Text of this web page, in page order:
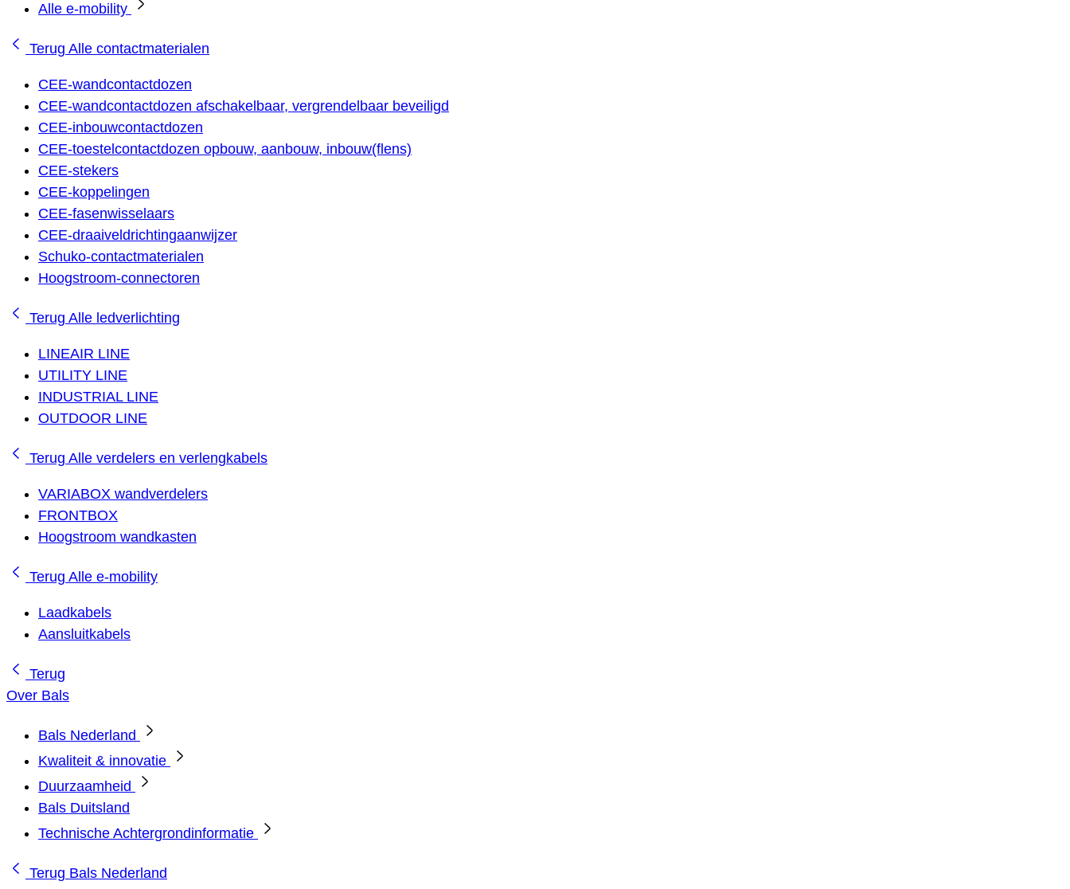
Alle e-mobility
Terug Alle contactmaterialen
CEE-wandcontactdozen
CEE-wandcontactdozen afschakelbaar, vergrendelbaar beveiligd
CEE-inbouwcontactdozen
CEE-toestelcontactdozen opbouw, aanbouw, inbouw(flens)
CEE-stekers
CEE-koppelingen
CEE-fasenwisselaars
CEE-draaiveldrichtingaanwijzer
Schuko-contactmaterialen
Hoogstroom-connectoren
Terug Alle ledverlichting
LINEAIR LINE
UTILITY LINE
INDUSTRIAL LINE
OUTDOOR LINE
Terug Alle verdelers en verlengkabels
VARIABOX wandverdelers
FRONTBOX
Hoogstroom wandkasten
Terug Alle e-mobility
Laadkabels
Aansluitkabels
Terug
Over Bals
Bals Nederland
Kwaliteit & innovatie
Duurzaamheid
Bals Duitsland
Technische Achtergrondinformatie
Terug Bals Nederland